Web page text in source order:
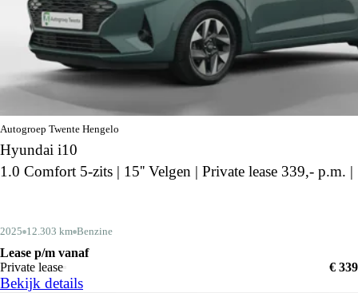
Autogroep Twente Hengelo
Hyundai i10
1.0 Comfort 5-zits | 15'' Velgen | Private lease 339,- p.m. |
2025 12.303 km Benzine
Lease p/m vanaf
Private lease
€ 339
Bekijk details